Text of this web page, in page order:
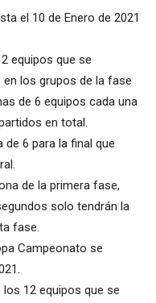
el 10 de Enero de 2021
equipos que se
en los grupos de la fase
de 6 equipos cada una
en total.
6 para la final que
de la primera fase,
solo tendrán la
fase.
Campeonato se
12 equipos que se